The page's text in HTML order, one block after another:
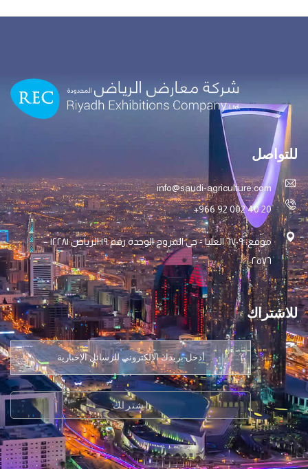
للتواصل
info@saudi-agriculture.com
+966 92 002 40 20
موقع: ٦۷۰۹ العليا - حي المروج الوحدة رقم ۱۹ الرياض ۱۲۲۸۱ –
۲٥۷٦
للاشتراك